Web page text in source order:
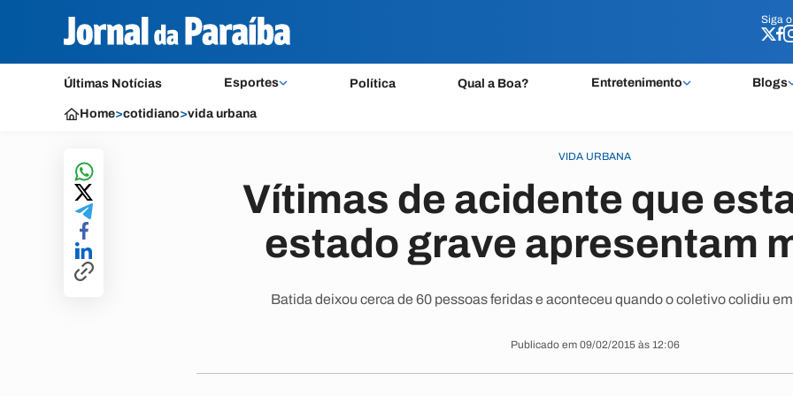
Siga o
Últimas Notícias Esportes Política Qual a Boa? Entretenimento Blogs
Siga o
Home>cotidiano>vida urbana
VIDA URBANA
Vítimas de acidente que
estado grave apresentam
Batida deixou cerca de 60 pessoas feridas e aconteceu quando o coletivo colidiu
Publicado em 09/02/2015 às 12:06